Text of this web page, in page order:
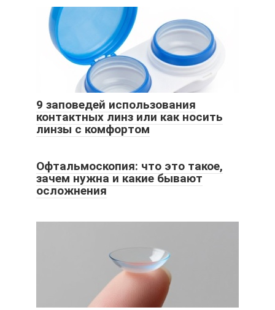
9 заповедей использования
контактных линз или как носить
линзы с комфортом
Офтальмоскопия: что это такое,
зачем нужна и какие бывают
осложнения